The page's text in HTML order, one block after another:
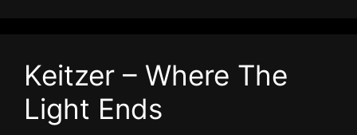
Keitzer – Where The
Light Ends